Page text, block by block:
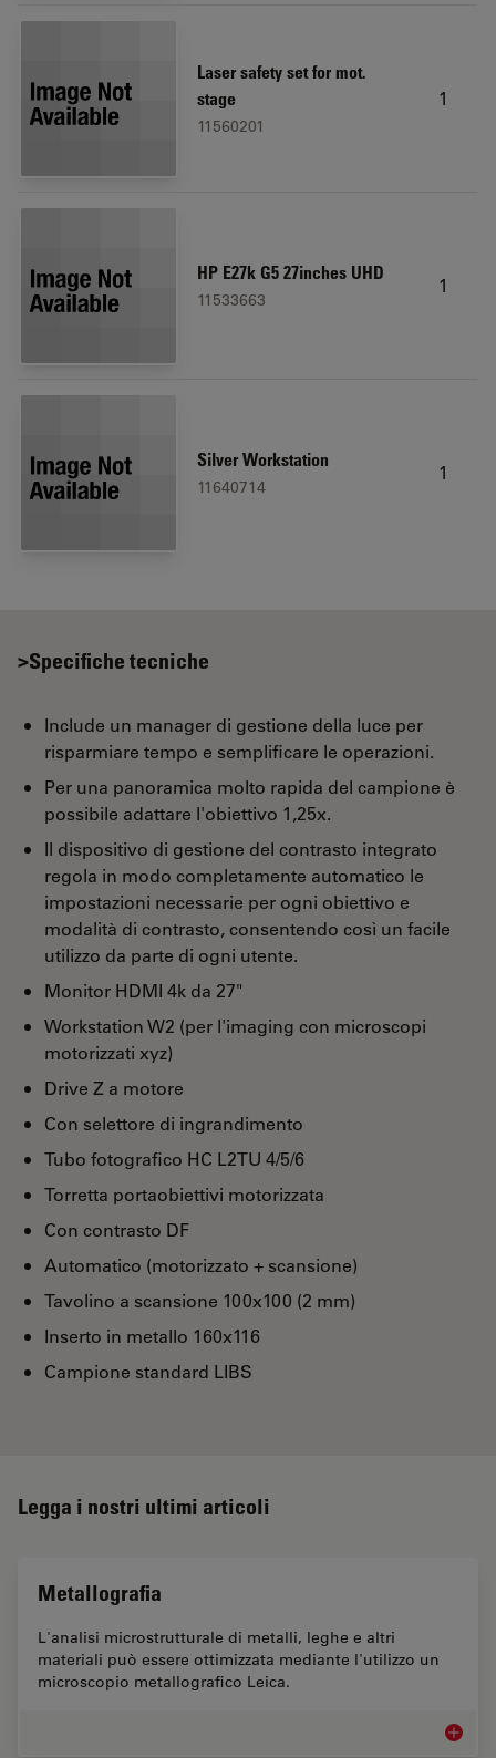
Laser safety set for mot.
stage
11560201
1
HP E27k G5 27inches UHD
11533663
1
Silver Workstation
11640714
1
>Specifiche tecniche
Include un manager di gestione della luce per
risparmiare tempo e semplificare le operazioni.
Per una panoramica molto rapida del campione è
possibile adattare l'obiettivo 1,25x.
Il dispositivo di gestione del contrasto integrato
regola in modo completamente automatico le
impostazioni necessarie per ogni obiettivo e
modalità di contrasto, consentendo così un facile
utilizzo da parte di ogni utente.
Monitor HDMI 4k da 27"
Workstation W2 (per l'imaging con microscopi
motorizzati xyz)
Drive Z a motore
Con selettore di ingrandimento
Tubo fotografico HC L2TU 4/5/6
Torretta portaobiettivi motorizzata
Con contrasto DF
Automatico (motorizzato + scansione)
Tavolino a scansione 100x100 (2 mm)
Inserto in metallo 160x116
Campione standard LIBS
Legga i nostri ultimi articoli
Metallografia
L'analisi microstrutturale di metalli, leghe e altri
materiali può essere ottimizzata mediante l'utilizzo un
microscopio metallografico Leica.